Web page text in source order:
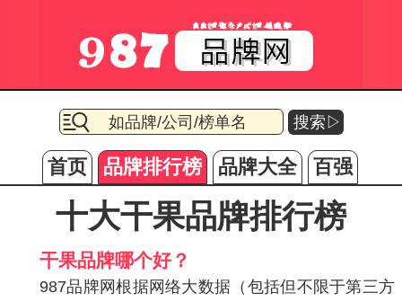
搜索▷
首页 品牌排行榜 品牌大全 百强
十大干果品牌排行榜
干果品牌哪个好？
987品牌网根据网络大数据（包括但不限于第三方